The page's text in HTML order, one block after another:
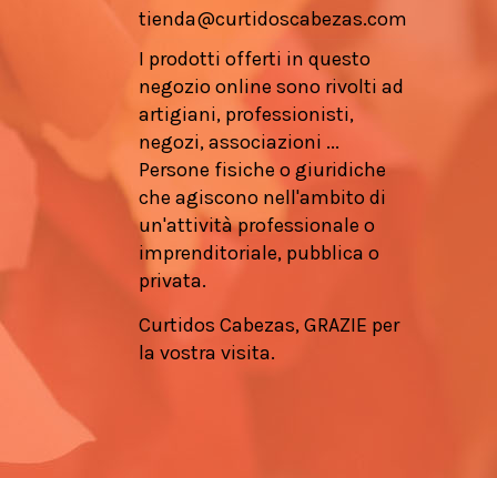
tienda@curtidoscabezas.com
I prodotti offerti in questo
negozio online sono rivolti ad
artigiani, professionisti,
negozi, associazioni ...
Persone fisiche o giuridiche
che agiscono nell'ambito di
un'attività professionale o
imprenditoriale, pubblica o
privata.
Curtidos Cabezas, GRAZIE per
la vostra visita.